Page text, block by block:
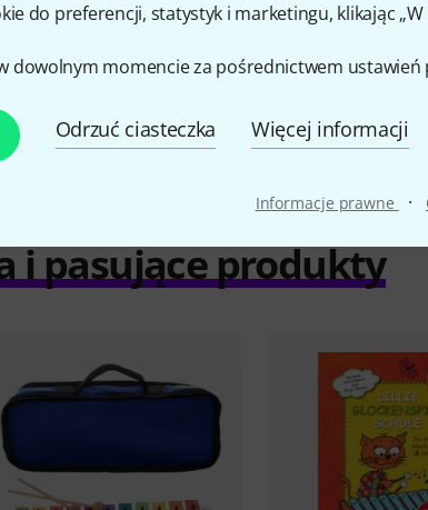
do preferencji, statystyk i marketingu, klikając „W
dowolnym momencie za pośrednictwem ustawień
Odrzuć ciasteczka Więcej informacji
Informacje prawne ·
porównaj
i pasujące produkty